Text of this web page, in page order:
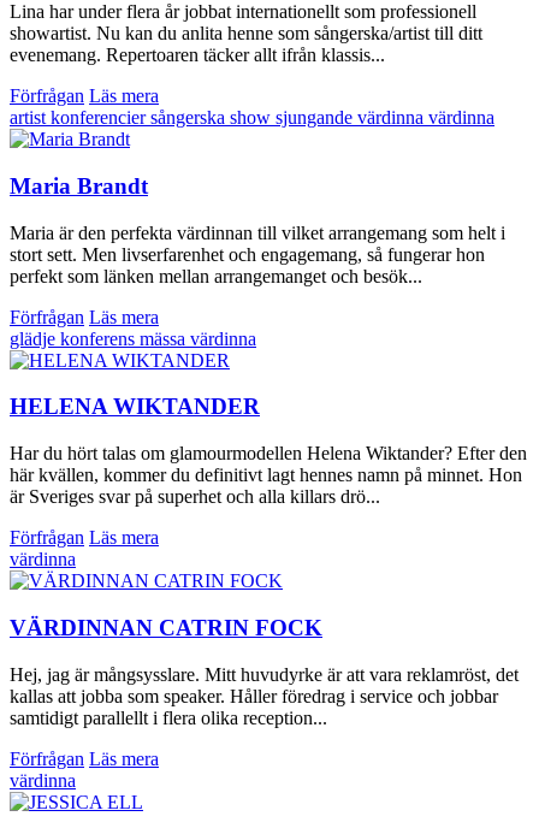
Lina har under flera år jobbat internationellt som professionell
showartist. Nu kan du anlita henne som sångerska/artist till ditt
evenemang. Repertoaren täcker allt ifrån klassis...
Förfrågan Läs mera
artist konferenciersångerska show sjungande värdinna värdinna
Maria Brandt
Maria är den perfekta värdinnan till vilket arrangemang som helt i
stort sett. Men livserfarenhet och engagemang, så fungerar hon
perfekt som länken mellan arrangemanget och besök...
Förfrågan Läs mera
glädje konferens mässa värdinna
HELENA WIKTANDER
Har du hört talas om glamourmodellen Helena Wiktander? Efter den
här kvällen, kommer du definitivt lagt hennes namn på minnet. Hon
är Sveriges svar på superhet och alla killars drö...
Förfrågan Läs mera
värdinna
VÄRDINNAN CATRIN FOCK
Hej, jag är mångsysslare. Mitt huvudyrke är att vara reklamröst, det
kallas att jobba som speaker. Håller föredrag i service och jobbar
samtidigt parallellt i flera olika reception...
Förfrågan Läs mera
värdinna